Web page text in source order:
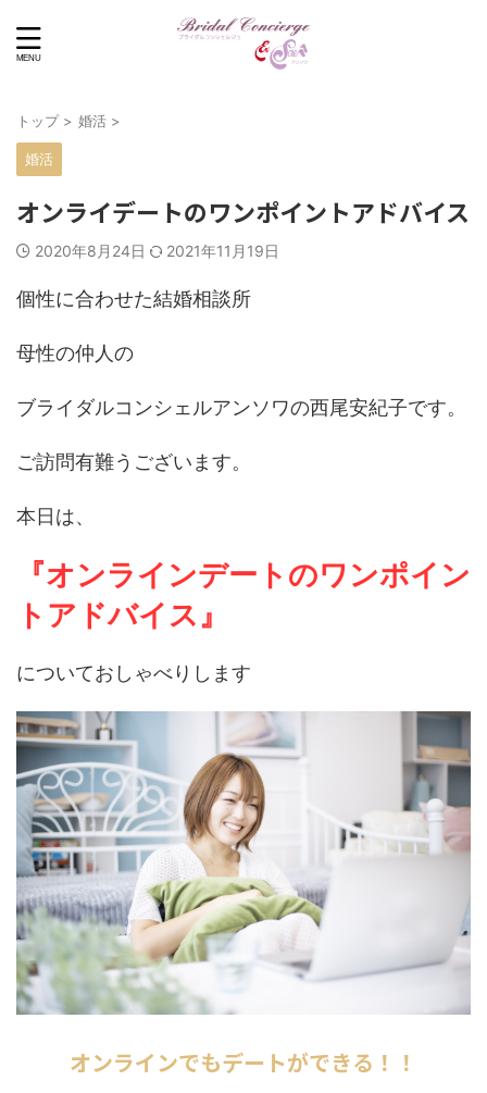
トップ > 婚活 >
婚活
オンライデートのワンポイントアドバイス
2020年8月24日 2021年11月19日
個性に合わせた結婚相談所
母性の仲人の
ブライダルコンシェルアンソワの西尾安紀子です。
ご訪問有難うございます。
本日は、
『オンラインデートのワンポイン
トアドバイス』
についておしゃべりします
オンラインでもデートができる！！